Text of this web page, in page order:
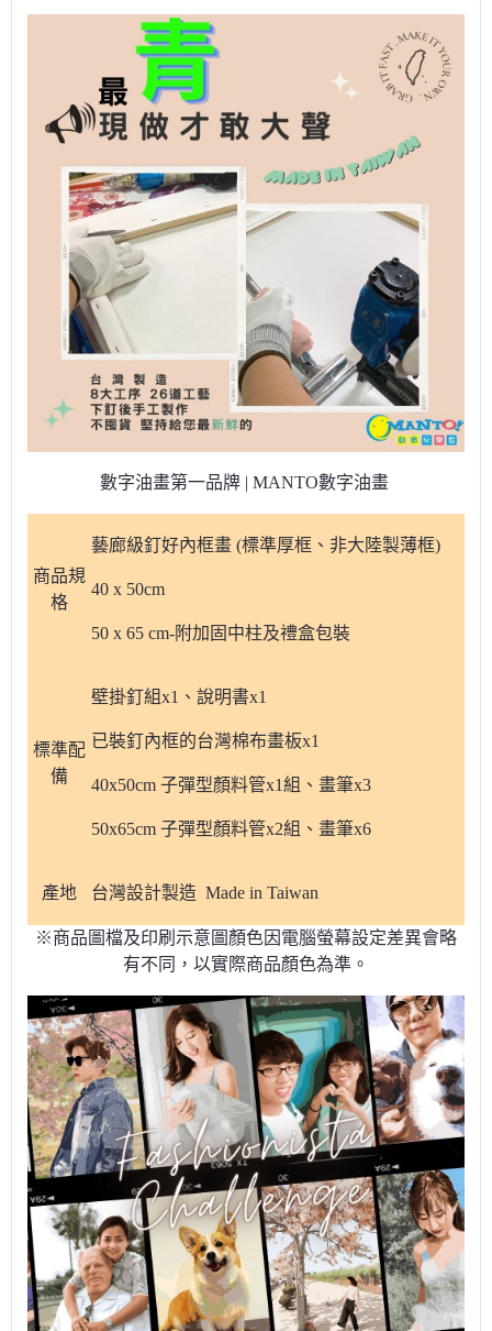
數字油畫第一品牌 | MANTO數字油畫
商品規
格
藝廊級釘好內框畫 (標準厚框、非大陸製薄框)
40 x 50cm
50 x 65 cm-附加固中柱及禮盒包裝
標準配
備
壁掛釘組x1、說明書x1
已裝釘內框的台灣棉布畫板x1
40x50cm 子彈型顏料管x1組、畫筆x3
50x65cm 子彈型顏料管x2組、畫筆x6
產地 台灣設計製造 Made in Taiwan
※商品圖檔及印刷示意圖顏色因電腦螢幕設定差異會略
有不同，以實際商品顏色為準。